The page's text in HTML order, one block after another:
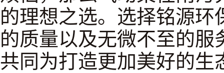
的理想之选。选择铭源
的质量以及无微不至的
共同为打造更加美好的生